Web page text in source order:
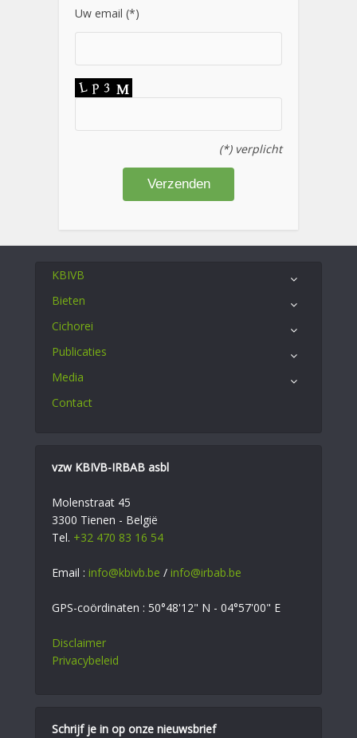
Uw email (*)
(*) verplicht
KBIVB
Bieten
Cichorei
Publicaties
Media
Contact
vzw KBIVB-IRBAB asbl
Molenstraat 45
3300 Tienen - België
Tel. +32 470 83 16 54
Email : info@kbivb.be / info@irbab.be
GPS-coördinaten : 50°48'12" N - 04°57'00" E
Disclaimer
Privacybeleid
Schrijf je in op onze nieuwsbrief